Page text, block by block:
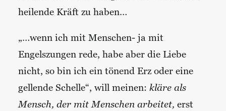
heilende Kräft zu haben…
„…wenn ich mit Menschen- ja mit
Engelszungen rede, habe aber die Liebe
nicht, so bin ich ein tönend Erz oder eine
gellende Schelle“, will meinen: kläre als
Mensch, der mit Menschen arbeitet, erst